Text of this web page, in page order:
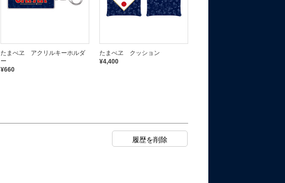
たまべヱ アクリルキーホルダ
ー
¥660
たまべヱ クッション
¥4,400